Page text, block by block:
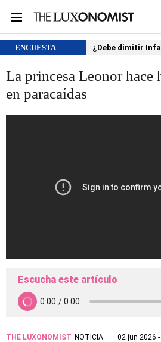
ENCUESTA ¿Debe dimitir
La princesa Leonor hace
en paracaídas
Escucha este artículo
THE LUXONOMIST NOTICIA
02 jun 2026